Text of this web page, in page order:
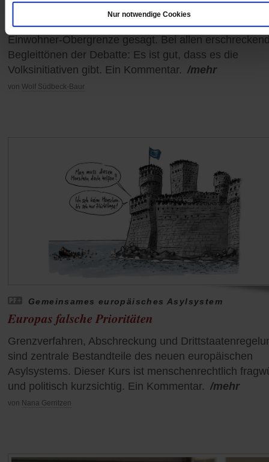
Nur notwendige Cookies
Die Schweizer haben »nein« zur Zehn-Millionen-
Einwohner-Obergrenze gesagt. Bei allen
Begleittönen der Debatte: Es ist gut, dass es die
Volksinitiativen gibt. Ein Kommentar. /mehr
von Wolf Südbeck-Baur
Gemeinsames europäisches Asylsystem
Europas falsche Prioritäten
Grenzverfahren, Abschreckung und
sind zentrale Bestandteile des neuen europäischen
Asylsystems. Dieser Kurs ist menschenrechtlich
und politisch kurzsichtig. Ein Kommentar. /mehr
von Nana Gerritzen